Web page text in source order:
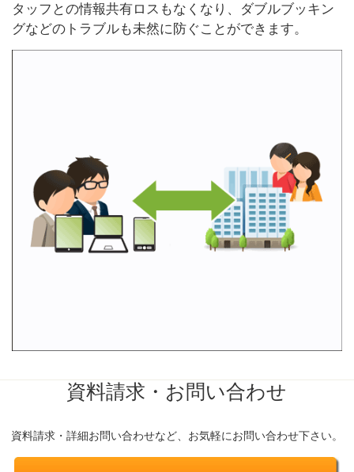
タッフとの情報共有ロスもなくなり、ダブルブッキン
グなどのトラブルも未然に防ぐことができます。
資料請求・お問い合わせ
資料請求・詳細お問い合わせなど、お気軽にお問い合わせ下さい。